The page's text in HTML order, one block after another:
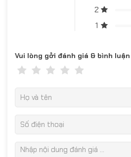
2
1
Vui lòng gởi đánh giá & bình